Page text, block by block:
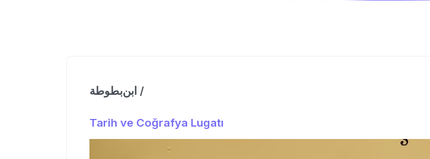
ابن‌بطوطة /
Tarih ve Coğrafya Lugatı